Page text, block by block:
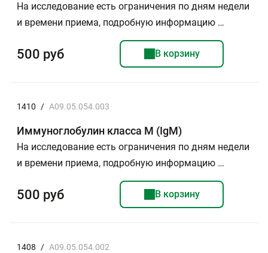
На исследование есть ограничения по дням недели
и времени приема, подробную информацию …
500 руб В корзину
1410 / A09.05.054.003
Иммуноглобулин класса M (IgM)
На исследование есть ограничения по дням недели
и времени приема, подробную информацию …
500 руб В корзину
1408 / A09.05.054.002